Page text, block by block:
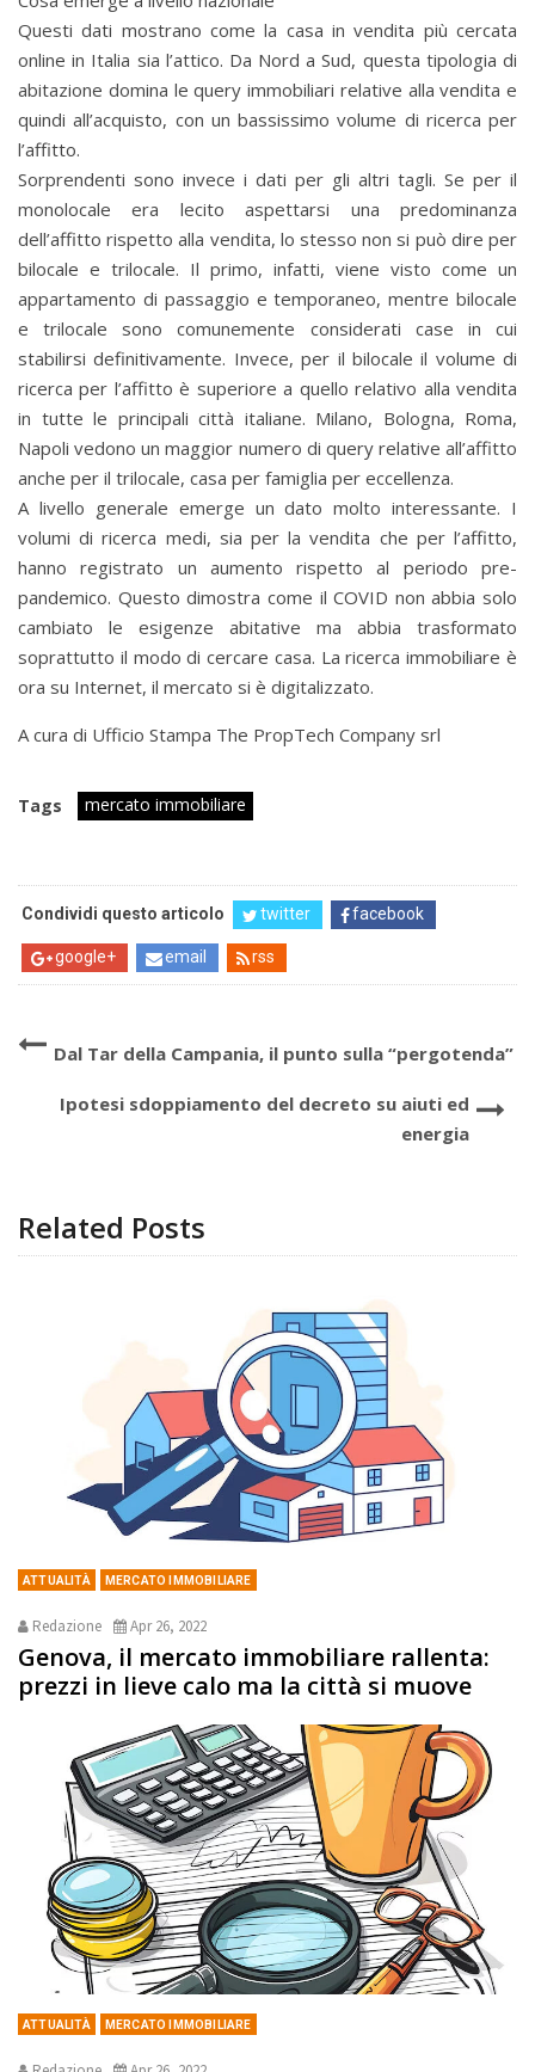
Questi dati mostrano come la casa in vendita più cercata
online in Italia sia l’attico. Da Nord a Sud, questa tipologia di
abitazione domina le query immobiliari relative alla vendita e
quindi all’acquisto, con un bassissimo volume di ricerca per
l’affitto.
Sorprendenti sono invece i dati per gli altri tagli. Se per il
monolocale era lecito aspettarsi una predominanza
dell’affitto rispetto alla vendita, lo stesso non si può dire per
bilocale e trilocale. Il primo, infatti, viene visto come un
appartamento di passaggio e temporaneo, mentre bilocale
e trilocale sono comunemente considerati case in cui
stabilirsi definitivamente. Invece, per il bilocale il volume di
ricerca per l’affitto è superiore a quello relativo alla vendita
in tutte le principali città italiane. Milano, Bologna, Roma,
Napoli vedono un maggior numero di query relative all’affitto
anche per il trilocale, casa per famiglia per eccellenza.
A livello generale emerge un dato molto interessante. I
volumi di ricerca medi, sia per la vendita che per l’affitto,
hanno registrato un aumento rispetto al periodo pre-
pandemico. Questo dimostra come il COVID non abbia solo
cambiato le esigenze abitative ma abbia trasformato
soprattutto il modo di cercare casa. La ricerca immobiliare è
ora su Internet, il mercato si è digitalizzato.
A cura di Ufficio Stampa The PropTech Company srl
Tags mercato immobiliare
Condividi questo articolo twitter facebook
google+ email rss
Dal Tar della Campania, il punto sulla “pergotenda”
Ipotesi sdoppiamento del decreto su aiuti ed
energia
Related Posts
ATTUALITÀ MERCATO IMMOBILIARE
Redazione Apr 26, 2022
Genova, il mercato immobiliare rallenta:
prezzi in lieve calo ma la città si muove
ATTUALITÀ MERCATO IMMOBILIARE